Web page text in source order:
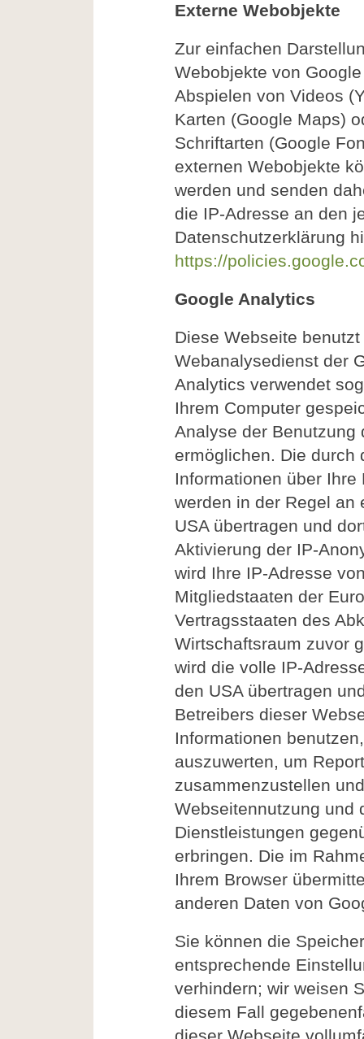
Externe Webobjekte
Zur einfachen
Webobjekte von
Abspielen von Videos
Karten (Google Maps)
Schriftarten (Google
externen Webobjekte
werden und senden
die IP-Adresse an den
Datenschutzerklärung
https://
Google Analytics
Diese Webseite
Webanalysedienst der
Analytics verwendet
Ihrem Computer
Analyse der Benutzung
ermöglichen. Die durch
Informationen über
werden in der Regel an
USA übertragen und
Aktivierung der IP-
wird Ihre IP-Adresse
Mitgliedstaaten der
Vertragsstaaten des
Wirtschaftsraum zuvor
wird die volle IP-
den USA übertragen
Betreibers dieser
Informationen
auszuwerten, um
zusammenzustellen
Webseitennutzung und
Dienstleistungen
erbringen. Die im
Ihrem Browser
anderen Daten von
Sie können die
entsprechende
verhindern; wir weisen
diesem Fall